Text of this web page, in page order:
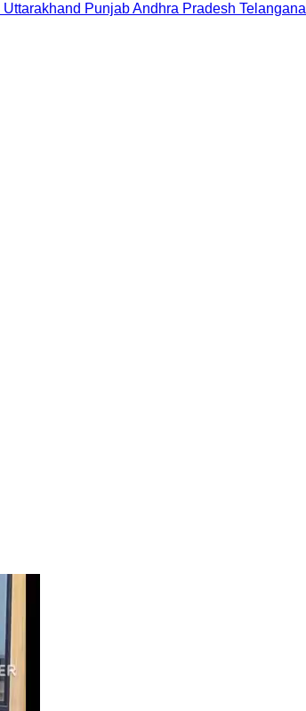
Uttarakhand PunjabAndhra Pradesh Telangana